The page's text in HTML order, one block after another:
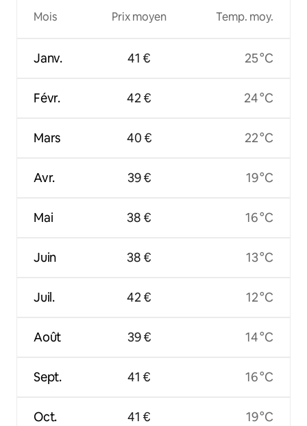
Mois
Janv.
Févr.
Mars
Avr.
Mai
Juin
Juil.
Août
Sept.
Oct.
Prix moyen
41 €
42 €
40 €
39 €
38 €
38 €
42 €
39 €
41 €
41 €
Temp. moy.
25 °C
24 °C
22 °C
19 °C
16 °C
13 °C
12 °C
14 °C
16 °C
19 °C